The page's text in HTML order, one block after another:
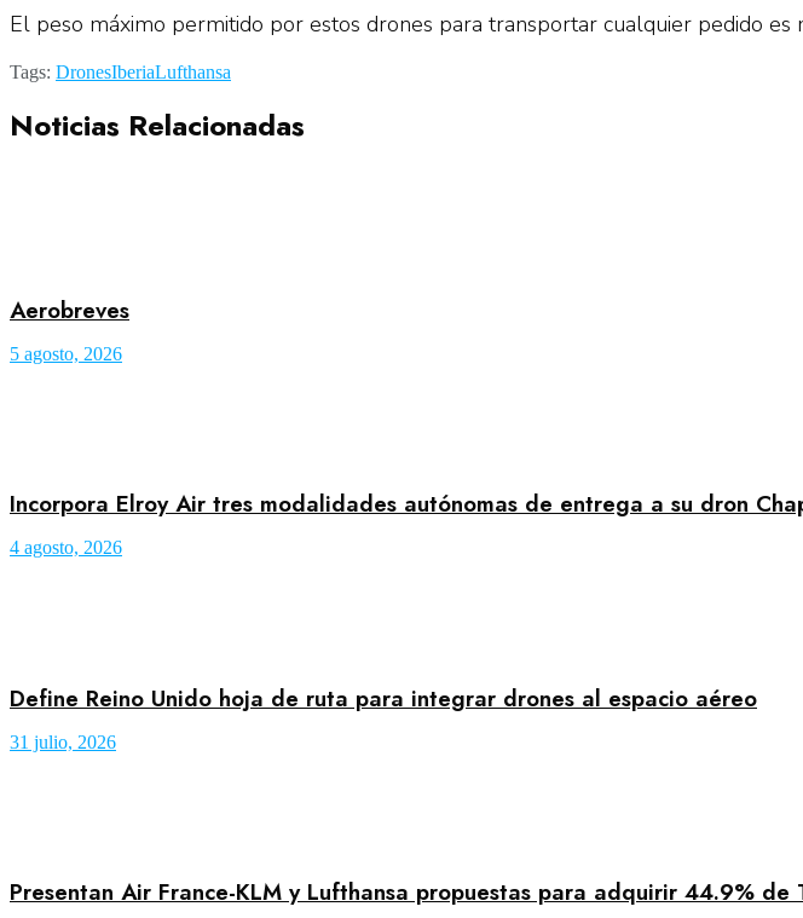
El peso máximo permitido por estos drones para transportar cualquier pedido es
Tags: DronesIberiaLufthansa
Noticias Relacionadas
Aerobreves
5 agosto, 2026
Incorpora Elroy Air tres modalidades autónomas de entrega a su dron
4 agosto, 2026
Define Reino Unido hoja de ruta para integrar drones al espacio aéreo
31 julio, 2026
Presentan Air France-KLM y Lufthansa propuestas para adquirir 44.9% de